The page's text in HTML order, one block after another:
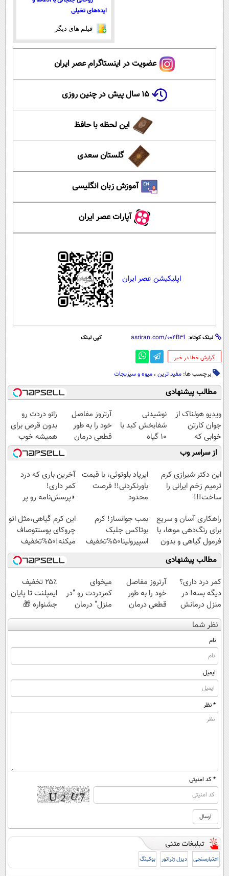
ایده‌های تخیلی
فیلم های دیگر
عضویت در اینستاگرام عصر ایران
۱۵ سال پیش در چنین روزی
این لحظه با حافظ
گلستان سعدی
آموزش زبان انگلیسی
آپارات عصر ایران
اپلیکیشن عصر ایران
لینک کوتاه: کپی لینک
‌گزارش خطا در خبر
برچسب ها: مفید ترین ، میوه و سیزیجات
مطالب پیشنهادی
ویدیو هولناک از
جوان کارتن
خوابی که
میلیاردر شد.
آموزش رایگان
نوشیدنی
شفابخش کبد با
10 گیاه
موثر(تخفیف تا
امشب)
آرتروز مفاصل
خود را به طور
قطعی درمان
کنید!
◗پرسش‌نامه◖
زانو دردت رو
بدون قرص برای
همیشه خوب
کن! (قدم اول،
پرسش‌نامه)
از سراسر وب
این دکتر شیرازی کرم
ترمیم زخم ایرانی را
ساخت!!!
ایرپاد بلوتوثی، با قیمت
باورنکردنی!! فرصت
محدود
آخرین باری که درد
کمر داری!
◗پرسش‌نامه رو پر
راهکاری آسان و سریع
برای رنگ‌دهی موها، با
فرمول گیاهی و بدون
آمونیاک
بمب جوانساز! کرم
بوتاکس جلبک
اسپیرولینا50%تخفیف
این کرم گیاهی،مثل اتو
چروکای پوستتوصاف
میکنه!50%تخفیف
مطالب پیشنهادی
کمر درد داری؟
دیگه بسه! در
منزل درمانش
کن
(◀پرسش‌نامه)
آرتروز مفاصل
خود را به طور
قطعی درمان
کنید!
◗پرسش‌نامه◖
میخوای
کمردردت رو "در
منزل" درمان
کنی؟ (◂فیلم +
◂پرسش‌نامه)
۲۵٪ تخفیف
ایمپلنت تا پایان
جشنواره 🎁
نظر شما
نام
ایمیل
* نظر
* کد امنیتی
اعتبارسنجی دیزل ژنراتور بوکینگ